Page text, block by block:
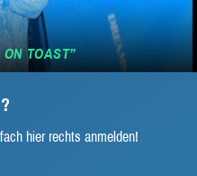
TOAST”
hier rechts anmelden!